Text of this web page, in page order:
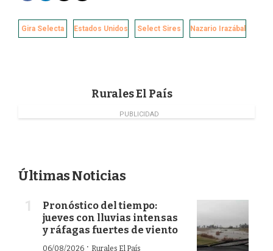
e
b
k
e
t
t
i
l
Gira Selecta Estados Unidos Select Sires Nazario Irazábal
Rurales El País
PUBLICIDAD
Últimas Noticias
Pronóstico del tiempo:
jueves con lluvias intensas
y ráfagas fuertes de viento
06/08/2026 · Rurales El País